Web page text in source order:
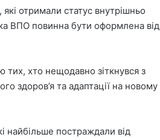
отримали статус внутрішньо
ВПО повинна бути оформлена від
хто нещодавно зіткнувся з
здоров’я та адаптації на новому
найбільше постраждали від